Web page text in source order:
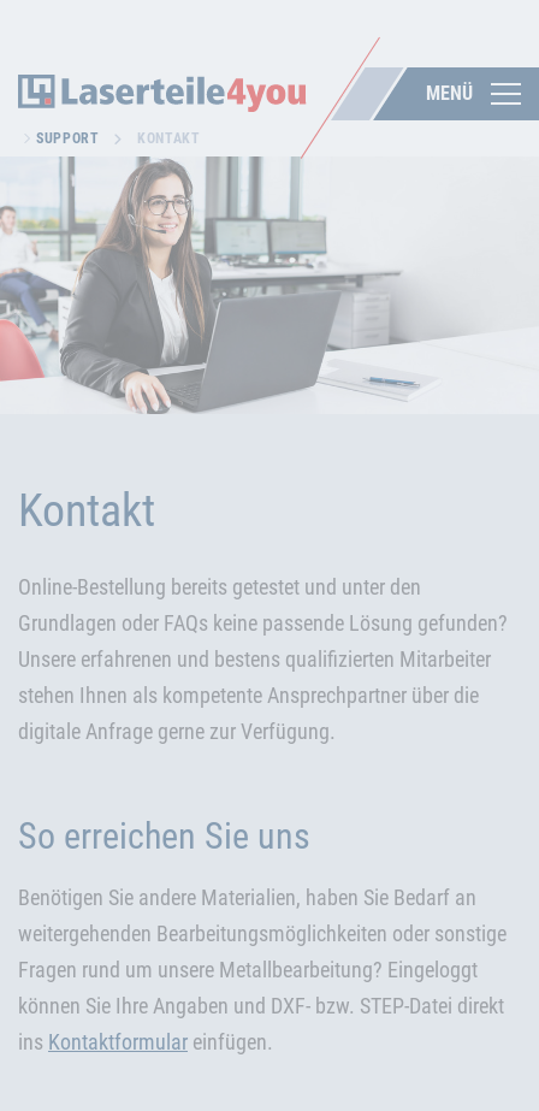
MENÜ
SUPPORT KONTAKT
Kontakt
Online-Bestellung bereits getestet und unter den
Grundlagen oder FAQs keine passende Lösung gefunden?
Unsere erfahrenen und bestens qualifizierten Mitarbeiter
stehen Ihnen als kompetente Ansprechpartner über die
digitale Anfrage gerne zur Verfügung.
So erreichen Sie uns
Benötigen Sie andere Materialien, haben Sie Bedarf an
weitergehenden Bearbeitungsmöglichkeiten oder sonstige
Fragen rund um unsere Metallbearbeitung? Eingeloggt
können Sie Ihre Angaben und DXF- bzw. STEP-Datei direkt
ins Kontaktformular einfügen.